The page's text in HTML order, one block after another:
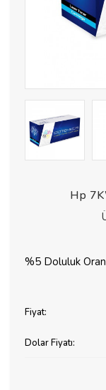
Hp
%5 Doluluk
Fiyat:
Dolar Fiyatı: